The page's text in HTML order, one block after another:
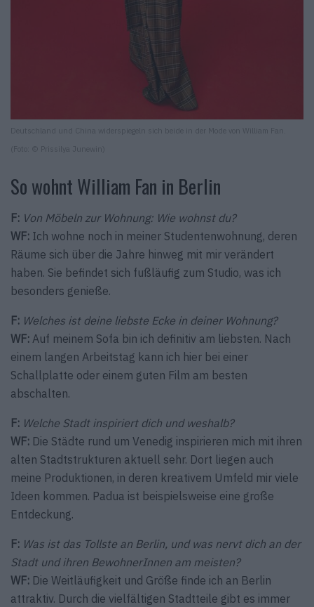
Deutschland und China widerspiegeln sich beide in der Mode von William Fan.
(Foto: © Prissilya Junewin)
So wohnt William Fan in Berlin
F: Von Möbeln zur Wohnung: Wie wohnst du?
WF: Ich wohne noch in meiner Studentenwohnung, deren
Räume sich über die Jahre hinweg mit mir verändert
haben. Sie befindet sich fußläufig zum Studio, was ich
besonders genieße.
F: Welches ist deine liebste Ecke in deiner Wohnung?
WF: Auf meinem Sofa bin ich definitiv am liebsten. Nach
einem langen Arbeitstag kann ich hier bei einer
Schallplatte oder einem guten Film am besten
abschalten.
F: Welche Stadt inspiriert dich und weshalb?
WF: Die Städte rund um Venedig inspirieren mich mit ihren
alten Stadtstrukturen aktuell sehr. Dort liegen auch
meine Produktionen, in deren kreativem Umfeld mir viele
Ideen kommen. Padua ist beispielsweise eine große
Entdeckung.
F: Was ist das Tollste an Berlin, und was nervt dich an der
Stadt und ihren BewohnerInnen am meisten?
WF: Die Weitläufigkeit und Größe finde ich an Berlin
attraktiv. Durch die vielfältigen Stadtteile gibt es immer